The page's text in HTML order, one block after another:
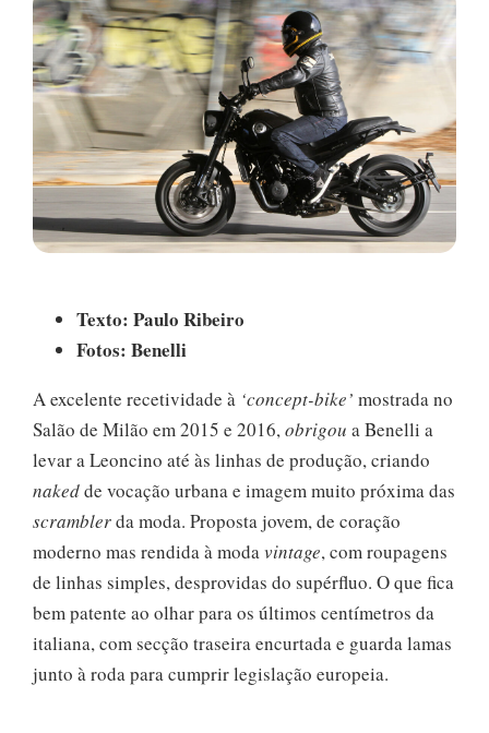
Texto: Paulo Ribeiro
Fotos: Benelli
A excelente recetividade à ‘concept-bike’ mostrada no
Salão de Milão em 2015 e 2016,obrigou a Benelli a
levar a Leoncino até às linhas de produção, criando
nakedde vocação urbana e imagem muito próxima das
scramblerda moda. Proposta jovem, de coração
moderno mas rendida à modavintage, com roupagens
de linhas simples, desprovidas do supérfluo. O que fica
bem patente ao olhar para os últimos centímetros da
italiana, com secção traseira encurtada e guarda lamas
junto à roda para cumprir legislação europeia.